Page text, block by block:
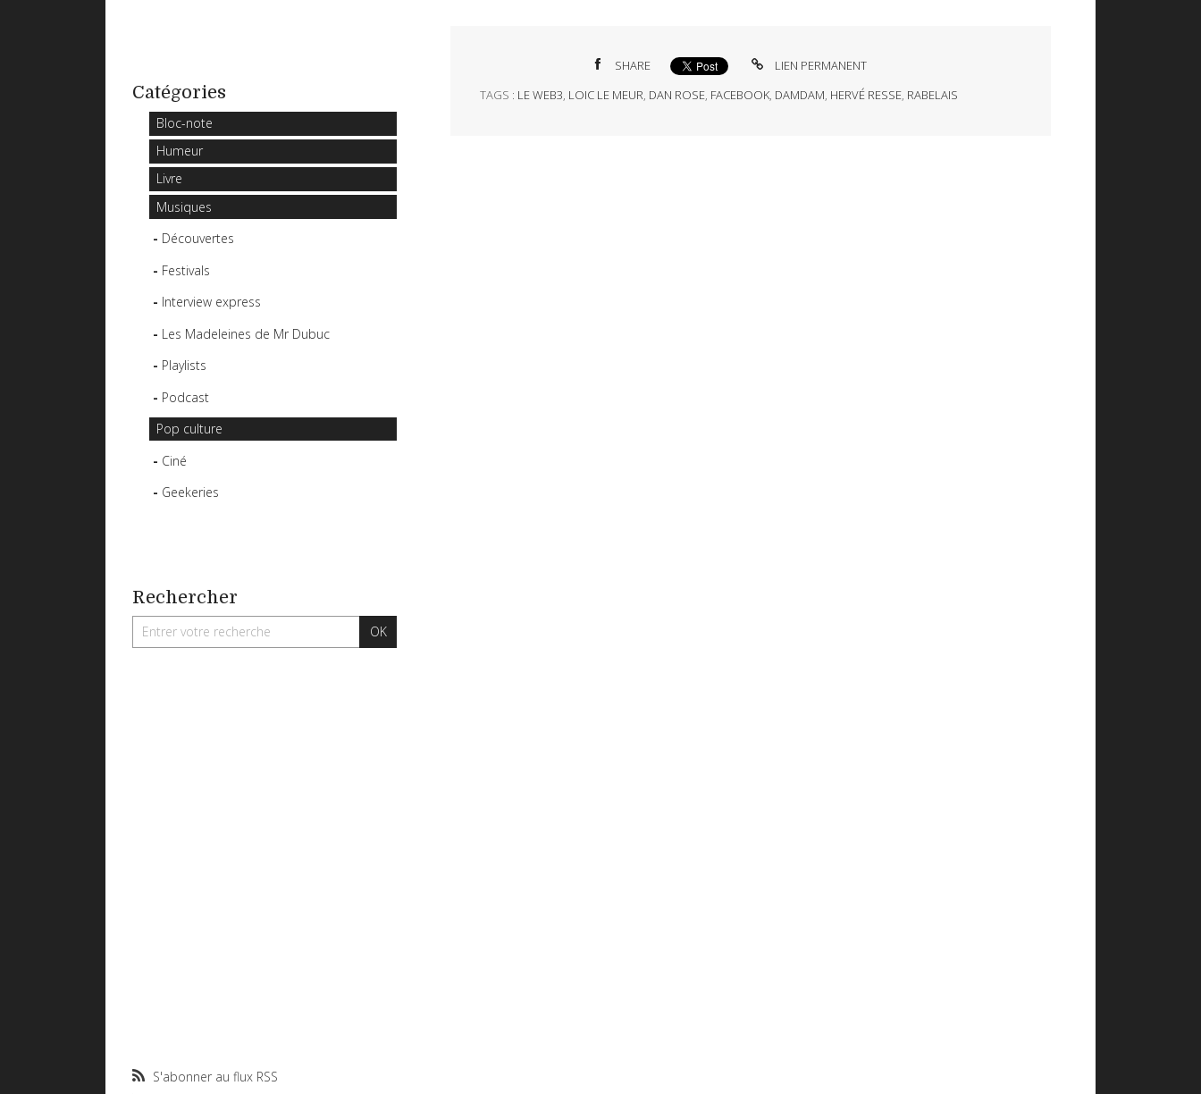
Catégories
Bloc-note
Humeur
Livre
Musiques
Découvertes
Festivals
Interview express
Les Madeleines de Mr Dubuc
Playlists
Podcast
Pop culture
Ciné
Geekeries
Rechercher
S'abonner au flux RSS
SHARE
LIEN PERMANENT
TAGS : LE WEB3, LOIC LE MEUR, DAN ROSE, FACEBOOK, DAMDAM, HERVÉ RESSE, RABELAIS